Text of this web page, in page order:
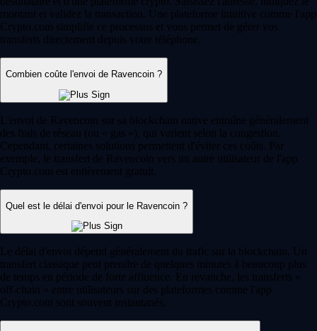
montant et validez la transaction. Une plateforme intuitive comme l'app
Crypto.com simplifie ce processus et vous permet de gérer vos
transferts directement depuis votre téléphone.
Combien coûte l'envoi de Ravencoin ?
L'envoi de Ravencoin sur sa blockchain native entraîne généralement
des frais de réseau (ou « gas »), qui varient selon la congestion.
Cependant, certaines solutions permettent d'éviter ces coûts. Par
exemple, le transfert de Ravencoin vers un autre utilisateur de l'app
Crypto.com est entièrement gratuit.
Quel est le délai d'envoi pour le Ravencoin ?
Le délai d'envoi dépend généralement du trafic sur la blockchain. Un
transfert classique peut prendre de quelques minutes à beaucoup plus
de temps en période de forte affluence. En revanche, les transferts «
off-chain » entre utilisateurs sur des plateformes comme l'app
Crypto.com sont souvent instantanés.